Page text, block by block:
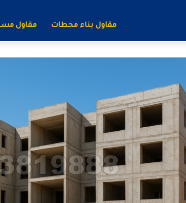
مقاول مقاول بناء محطات